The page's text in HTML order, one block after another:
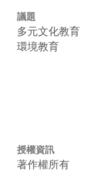
議題
多元文化教育
環境教育
授權資訊
著作權所有